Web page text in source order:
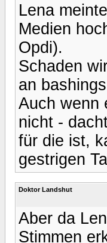
Lena
Medien
Opdi).
Schaden
an
Auch wenn
nicht -
für die ist,
gestrigen
Doktor Landshut
Aber da
Stimmen